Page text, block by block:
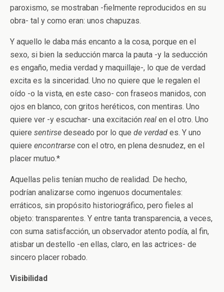
paroxismo, se mostraban -fielmente reproducidos en su
obra- tal y como eran: unos chapuzas.
Y aquello le daba más encanto a la cosa, porque en el
sexo, si bien la seducción marca la pauta -y la seducción
es engaño, media verdad y maquillaje-, lo que de verdad
excita es la sinceridad. Uno no quiere que le regalen el
oído -o la vista, en este caso- con fraseos manidos, con
ojos en blanco, con gritos heréticos, con mentiras. Uno
quiere ver -y escuchar- una excitación real en el otro. Uno
quiere sentirse deseado por lo que de verdad es. Y uno
quiere encontrarse con el otro, en plena desnudez, en el
placer mutuo.*
Aquellas pelis tenían mucho de realidad. De hecho,
podrían analizarse como ingenuos documentales:
erráticos, sin propósito historiográfico, pero fieles al
objeto: transparentes. Y entre tanta transparencia, a veces,
con suma satisfacción, un observador atento podía, al fin,
atisbar un destello -en ellas, claro, en las actrices- de
sincero placer robado.
Visibilidad